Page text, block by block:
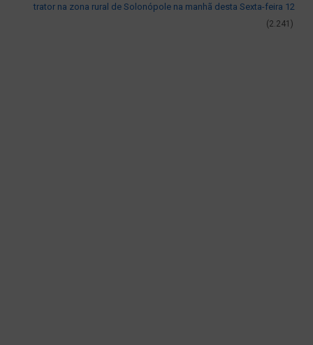
trator na zona rural de Solonópole na manhã desta Sexta-feira 12
(2.241)